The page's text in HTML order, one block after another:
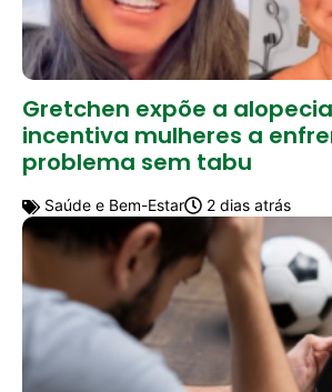
Gretchen expõe a
incentiva mulheres a
problema sem tabu
Saúde e Bem-Estar 2 dias atrás